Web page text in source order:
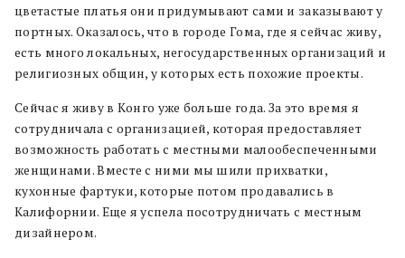
цветастые платья они придумывают сами и заказывают у
портных. Оказалось, что в городе Гома, где я сейчас живу,
есть много локальных, негосударственных организаций и
религиозных общин, у которых есть похожие проекты.
Сейчас я живу в Конго уже больше года. За это время я
сотрудничала с организацией, которая предоставляет
возможность работать с местными малообеспеченными
женщинами. Вместе с ними мы шили прихватки,
кухонные фартуки, которые потом продавались в
Калифорнии. Еще я успела посотрудничать с местным
дизайнером.